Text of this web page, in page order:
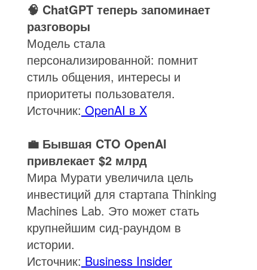
🧠 ChatGPT теперь запоминает
разговоры
Модель стала
персонализированной: помнит
стиль общения, интересы и
приоритеты пользователя.
Источник: OpenAI в X
💼 Бывшая CTO OpenAI
привлекает $2 млрд
Мира Мурати увеличила цель
инвестиций для стартапа Thinking
Machines Lab. Это может стать
крупнейшим сид-раундом в
истории.
Источник: Business Insider